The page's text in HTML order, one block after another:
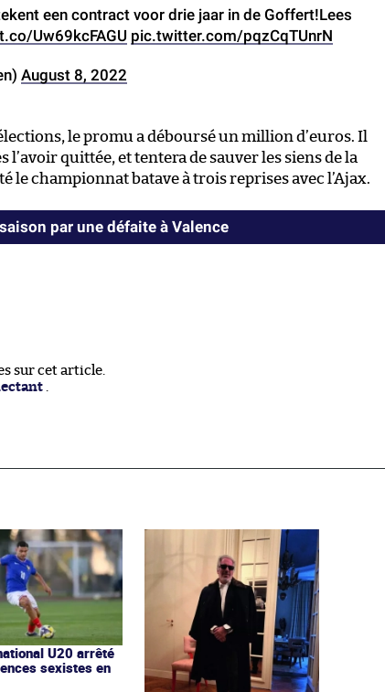
een contract voor drie jaar in de Goffert!Lees
Uw69kcFAGU pic.twitter.com/pqzCqTUnrN
August 8, 2022
le promu a déboursé un million d’euros. Il
l’avoir quittée, et tentera de sauver les siens de la
le championnat batave à trois reprises avec l’Ajax.
par une défaite à Valence
sur cet article.
.
U20 arrêté
sexistes en